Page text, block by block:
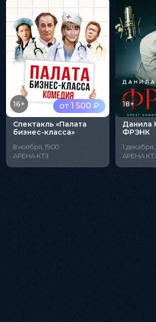
от 1 500 ₽
16+
Спектакль «Палата
бизнес-класса»
8 ноября, 19:00
АРЕНА КТЗ
18+
Данила
ФРЭНК
1 декабря,
АРЕНА